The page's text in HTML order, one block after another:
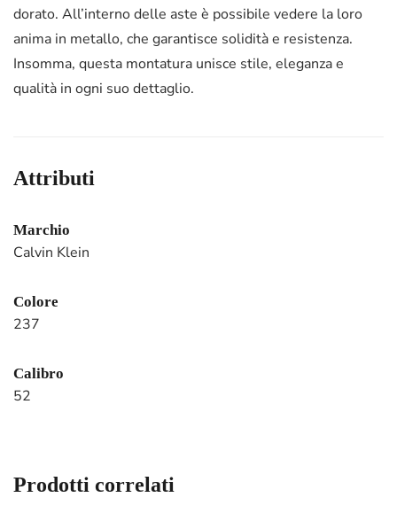
dorato. All’interno delle aste è possibile vedere la loro
anima in metallo, che garantisce solidità e resistenza.
Insomma, questa montatura unisce stile, eleganza e
qualità in ogni suo dettaglio.
Attributi
Marchio
Calvin Klein
Colore
237
Calibro
52
Prodotti correlati